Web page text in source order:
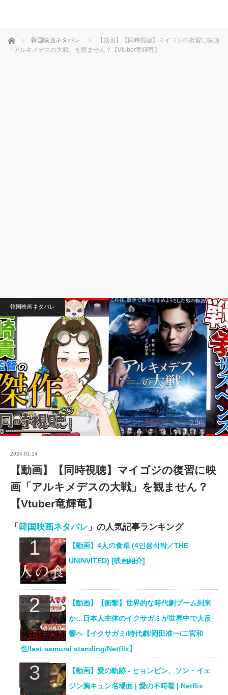
ホーム 韓国映画ネタバレ
【動画】【同時視聴】マイゴジの復習に映画
「アルキメデスの大戦」を観ません？【Vtuber竜輝竜】
韓国映画ネタバレ
2024.01.14
【動画】【同時視聴】マイゴジの復習に映
画「アルキメデスの大戦」を観ません？
【Vtuber竜輝竜】
「 韓国映画ネタバレ 」の人気記事ランキング
【動画】4人の食卓 (4인용식탁／THE
UNINVITED) [映画紹介]
【動画】【衝撃】世界的な時代劇ブーム到来
か…日本人主体のイクサガミが世界中で大反
響へ【イクサガミ/時代劇/岡田准一/二宮和
也/last samurai standing/Netflix】
【動画】愛の軌跡 ‐ ヒョンビン、ソン・イェ
ジン胸キュン名場面 | 愛の不時着 | Netflix